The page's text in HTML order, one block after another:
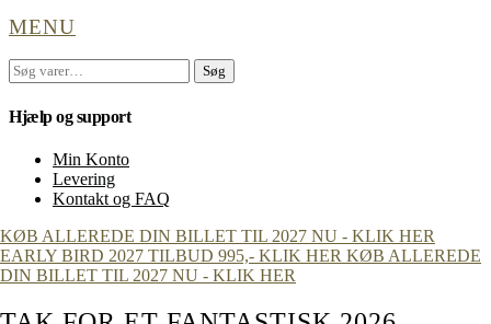
MENU
Søg
efter:
Søg
Hjælp og support
Min Konto
Levering
Kontakt og FAQ
KØB ALLEREDE DIN BILLET TIL 2027 NU - KLIK HER
EARLY BIRD 2027 TILBUD 995,- KLIK HER KØB ALLEREDE
DIN BILLET TIL 2027 NU - KLIK HER